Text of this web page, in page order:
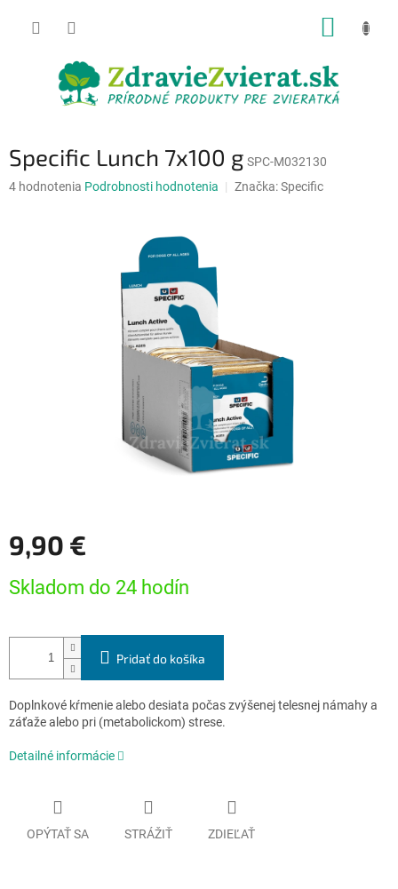
Specific Lunch 7x100 g SPC-M032130
Priemerné
4 hodnotenia Podrobnosti hodnotenia Značka:Specific
9,90 €
cena:
Skladom do 24 hodín
Pridať do košíka
Doplnkové kŕmenie alebo desiata počas zvýšenej telesnej námahy a
záťaže alebo pri (metabolickom) strese.
Detailné informácie
OPÝTAŤ SA STRÁŽIŤ ZDIEĽAŤ